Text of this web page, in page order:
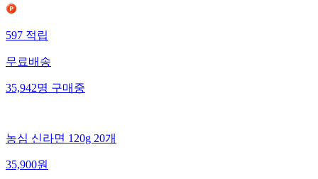
597 적립
무료배송
35,942명 구매중
농심 신라면 120g 20개
35,900원